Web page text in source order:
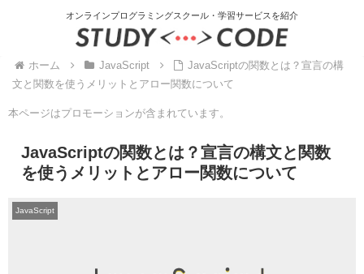
オンラインプログラミングスクール・学習サービスを紹介
ホーム JavaScript
JavaScriptの関数とは？宣言の構
文と関数を使うメリットとアロー関数について
本ページはプロモーションが含まれています。
JavaScriptの関数とは？宣言の構文と関数
を使うメリットとアロー関数について
JavaScript